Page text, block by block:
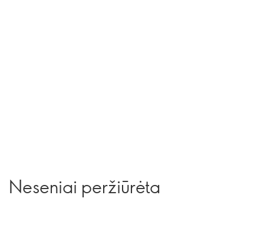
Neseniai peržiūrėta